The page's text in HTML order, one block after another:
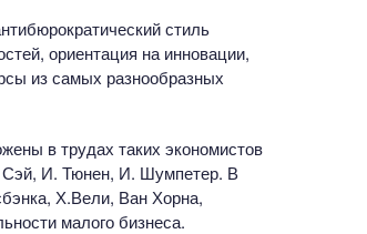
стиль
ориентация на инновации,
из самых разнообразных
в трудах таких экономистов
И. Тюнен, И. Шумпетер. В
Х.Вели, Ван Хорна,
малого бизнеса.